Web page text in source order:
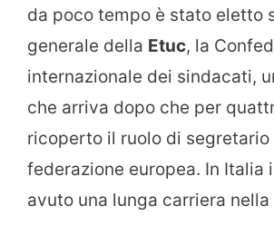
da poco tempo è stato eletto
generale della Etuc, la
internazionale dei sindacati,
che arriva dopo che per
ricoperto il ruolo di segretario
federazione europea. In Italia
avuto una lunga carriera nella